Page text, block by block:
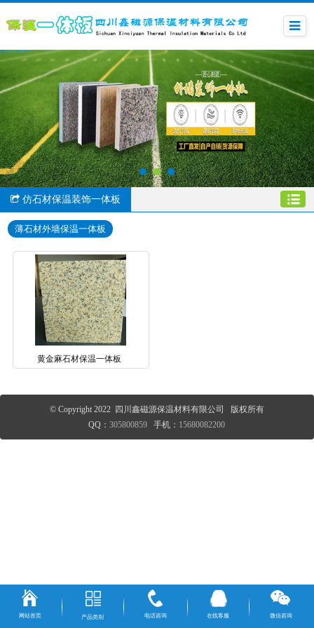
仿石材保温装饰一体板
薄石材外墙保温一体板
黄金麻石材保温一体板
© Copyright 2022 四川鑫磁源保温材料有限公司 版权所有
QQ：305800859 手机： 15680082200
网站首页 产品类别 电话咨询 在线客服 微信咨询